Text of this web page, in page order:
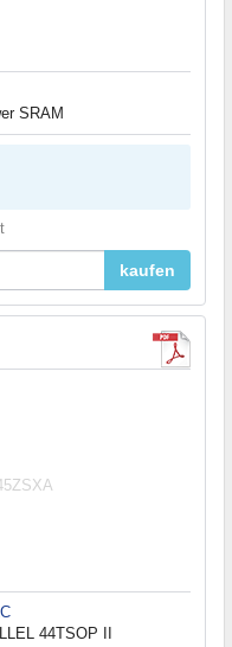
SRAM
kaufen
44TSOP II